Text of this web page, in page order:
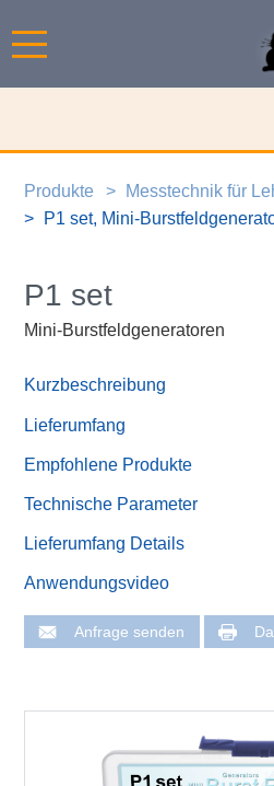
Produkte
Messtechnik für
P1 set, Mini-
P1 set
Mini-Burstfeldgeneratoren
Kurzbeschreibung
Lieferumfang
Empfohlene Produkte
Technische Parameter
Lieferumfang Details
Anwendungsvideo
Anfrage senden